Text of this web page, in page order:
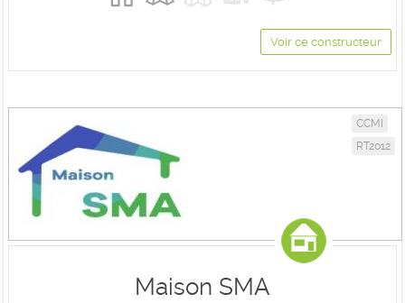
Voir ce constructeur
CCMI
RT2012
Maison SMA